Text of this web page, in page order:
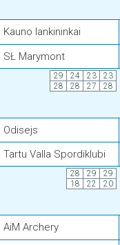
Kauno lankininkai
SŁ Marymont
29 24 23
23
28
28 27 28
Odisejs
Tartu Valla Spordiklubi
28 29
29
18
22 20
AiM Archery